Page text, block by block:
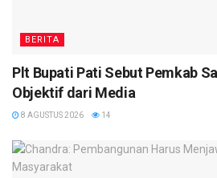
BERITA
Plt Bupati Pati Sebut Pemkab
Objektif dari Media
8 AGUSTUS 2026 14